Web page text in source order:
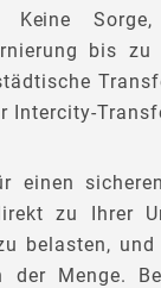
Keine
bis
Intercity-
einen
zu Ihrer
belasten,
der Menge.